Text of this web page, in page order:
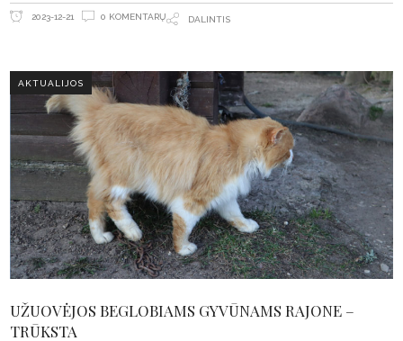
2023-12-21 0 KOMENTARŲ DALINTIS
AKTUALIJOS
UŽUOVĖJOS BEGLOBIAMS GYVŪNAMS RAJONE –
TRŪKSTA